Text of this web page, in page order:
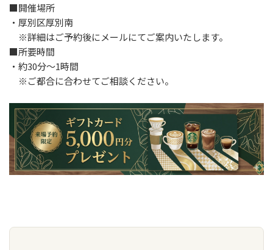
■開催場所
・厚別区厚別南
※詳細はご予約後にメールにてご案内いたします。
■所要時間
・約30分～1時間
※ご都合に合わせてご相談ください。